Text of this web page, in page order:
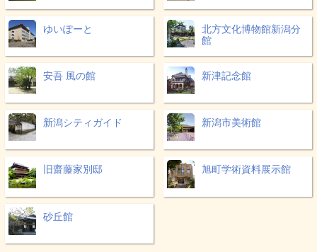
ゆいぽーと
北方文化博物館新潟分
館
安吾 風の館 新津記念館
新潟シティガイド 新潟市美術館
旧齋藤家別邸 旭町学術資料展示館
砂丘館